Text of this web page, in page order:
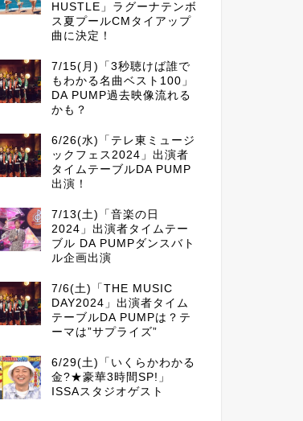
HUSTLE」ラグーナテンボ
ス夏プールCMタイアップ
曲に決定！
7/15(月)「3秒聴けば誰で
もわかる名曲ベスト100」
DA PUMP過去映像流れる
かも？
6/26(水)「テレ東ミュージ
ックフェス2024」出演者
タイムテーブルDA PUMP
出演！
7/13(土)「音楽の日
2024」出演者タイムテー
ブル DA PUMPダンスバト
ル企画出演
7/6(土)「THE MUSIC
DAY2024」出演者タイム
テーブルDA PUMPは？テ
ーマは”サプライズ”
6/29(土)「いくらかわかる
金?★豪華3時間SP!」
ISSAスタジオゲスト